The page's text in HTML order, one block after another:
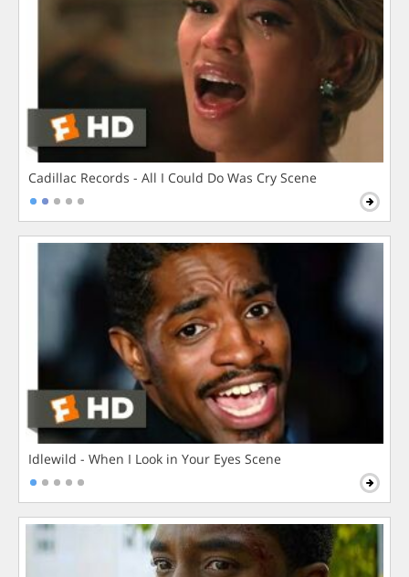
Cadillac Records - All I Could Do Was Cry Scene
Idlewild - When I Look in Your Eyes Scene